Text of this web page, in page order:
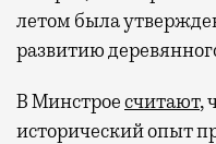
летом была
развитию
В Минстроесчитают,
исторический опыт